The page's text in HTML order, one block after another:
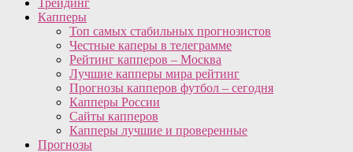
Трейдинг
Капперы
Топ самых стабильных прогнозистов
Честные каперы в телеграмме
Рейтинг капперов – Москва
Лучшие капперы мира рейтинг
Прогнозы капперов футбол – сегодня
Капперы России
Сайты капперов
Капперы лучшие и проверенные
Прогнозы